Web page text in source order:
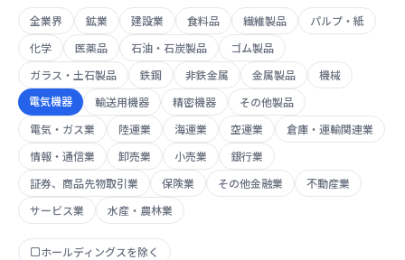
全業界 鉱業 建設業 食料品 繊維製品
パルプ・紙
化学
医薬品 石油・石炭製品
ゴム製品
ガラス・土石製品
鉄鋼 非鉄金属 金属製品
機械
電気機器
輸送用機器 精密機器
その他製品
電気・ガス業
陸運業 海運業 空運業
倉庫・運輸関連業
情報・通信業
卸売業 小売業
銀行業
証券、商品先物取引業
保険業 その他金融業
不動産業
サービス業
水産・農林業
ホールディングスを除く